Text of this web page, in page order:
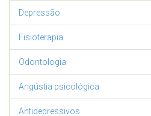
Depressão
Fisioterapia
Odontologia
Angústia psicológica
Antidepressivos